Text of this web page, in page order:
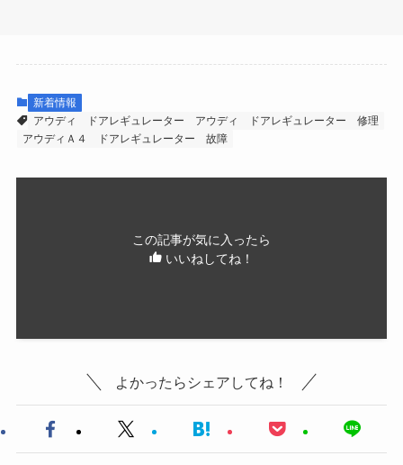
新着情報
アウディ ドアレギュレーター
アウディ ドアレギュレーター 修理
アウディＡ４ ドアレギュレーター 故障
この記事が気に入ったら
いいねしてね！
よかったらシェアしてね！